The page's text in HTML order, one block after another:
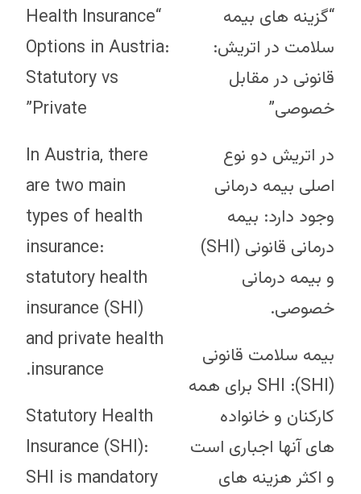
“Health Insurance
Options in Austria:
Statutory vs
Private”
In Austria, there
are two main
types of health
insurance:
statutory health
insurance (SHI)
and private health
insurance.
Statutory Health
Insurance (SHI):
SHI is mandatory
“گزینه های بیمه
سلامت در اتریش:
قانونی در مقابل
خصوصی”
در اتریش دو نوع
اصلی بیمه درمانی
وجود دارد: بیمه
درمانی قانونی (SHI)
و بیمه درمانی
خصوصی.
بیمه سلامت قانونی
(SHI): SHI برای همه
کارکنان و خانواده
های آنها اجباری است
و اکثر هزینه های